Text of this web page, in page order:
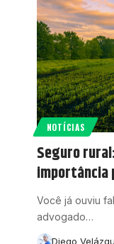
NOTÍCIAS
Seguro
importância
Você já ouviu
advogado…
Diego